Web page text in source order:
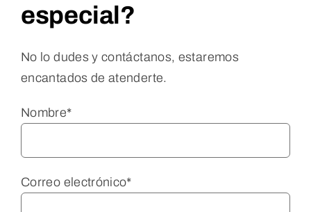
especial?
No lo dudes y contáctanos, estaremos
encantados de atenderte.
Nombre*
Correo electrónico*